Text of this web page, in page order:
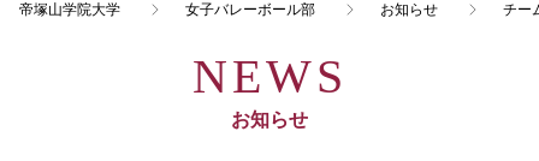
帝塚山学院大学 女子バレーボール部 お知らせ チー
お知らせ